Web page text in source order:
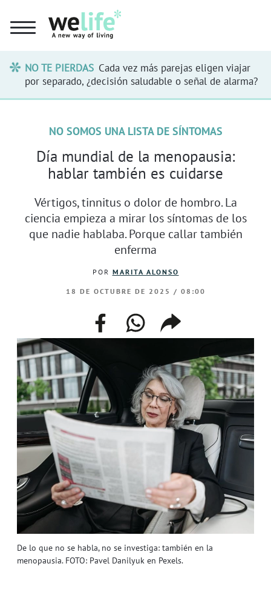
NO TE PIERDAS Cada vez más parejas eligen viajar
por separado, ¿decisión saludable o señal de alarma?
De lo que no se habla, no se investiga: también en la
menopausia. FOTO: Pavel Danilyuk en Pexels.
NO SOMOS UNA LISTA DE SÍNTOMAS
Día mundial de la menopausia:
hablar también es cuidarse
Vértigos, tinnitus o dolor de hombro. La
ciencia empieza a mirar los síntomas de los
que nadie hablaba. Porque callar también
enferma
POR MARITA ALONSO
18 DE OCTUBRE DE 2025 / 08:00
facebookwhatsappcompartir
enlace